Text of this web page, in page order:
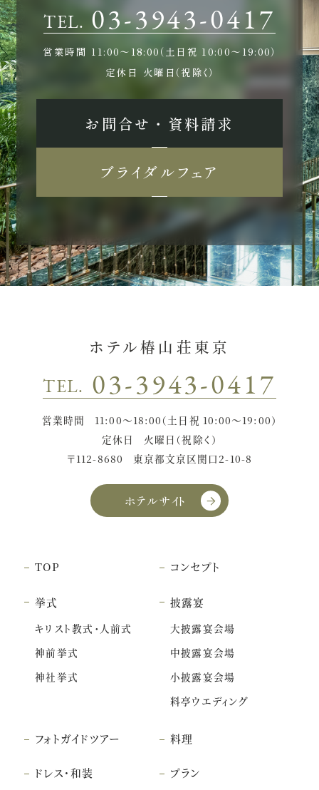
TEL. 03-3943-0417
営業時間 11:00〜18:00（土日祝 10:00〜19:00）
定休日 火曜日（祝除く）
お問合せ ・ 資料請求
ブライダルフェア
ホテル椿山荘東京
TEL. 03-3943-0417
営業時間
11:00〜18:00（土日祝 10:00〜19:00）
定休日
火曜日（祝除く）
〒112-8680
東京都文京区関口2-10-8
ホテルサイト
TOP コンセプト
挙式
キリスト教式・人前式
神前挙式
神社挙式
披露宴
大披露宴会場
中披露宴会場
小披露宴会場
料亭ウエディング
フォトガイドツアー 料理
ドレス・和装 プラン